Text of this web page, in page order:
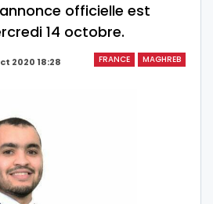
officielle est
14 octobre.
FRANCE MAGHREB
2020 18:28